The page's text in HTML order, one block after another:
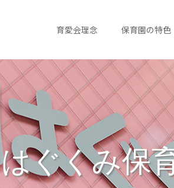
育愛会理念 保育園の特色
はぐくみ保